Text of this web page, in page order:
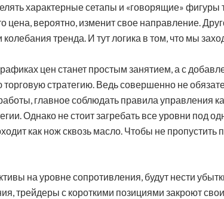
характерные сетапы и «говорящие» фигуры
цена, вероятно, изменит свое направление.
тренда. И тут логика в том, что мы
цен станет простым занятием, а с
стратегию. Ведь совершенно не
главное соблюдать правила управления
Однако не стоит загребать все уровни под
как нож сквозь масло. Чтобы не
на уровне сопротивления, будут нести
трейдеры с короткими позициями закроют